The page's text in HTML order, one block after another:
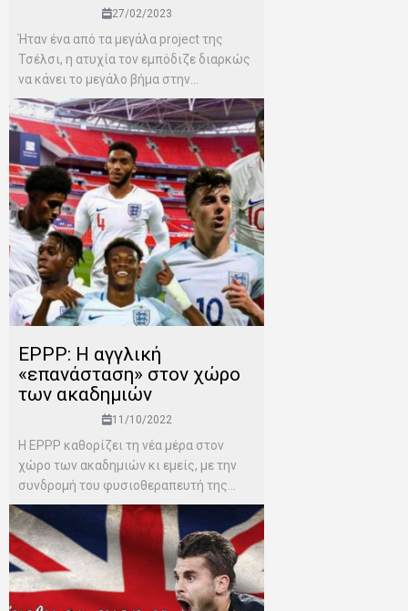
27/02/2023
Ήταν ένα από τα μεγάλα project της
Τσέλσι, η ατυχία τον εμπόδιζε διαρκώς
να κάνει το μεγάλο βήμα στην...
ΕPPP: Η αγγλική
«επανάσταση» στον χώρο
των ακαδημιών
11/10/2022
Η EPPP καθορίζει τη νέα μέρα στον
χώρο των ακαδημιών κι εμείς, με την
συνδρομή του φυσιοθεραπευτή της...